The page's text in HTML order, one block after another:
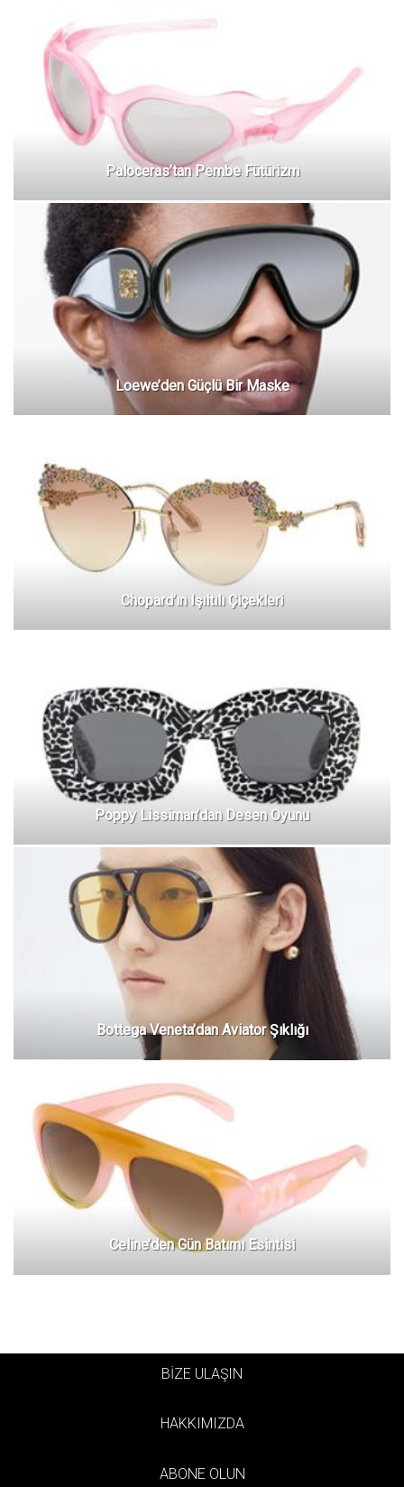
Paloceras’tan Pembe Fütürizm
Loewe’den Güçlü Bir Maske
Chopard’ın Işıltılı Çiçekleri
Poppy Lissiman’dan Desen Oyunu
Bottega Veneta’dan Aviator Şıklığı
Celine’den Gün Batımı Esintisi
BİZE ULAŞIN
HAKKIMIZDA
ABONE OLUN